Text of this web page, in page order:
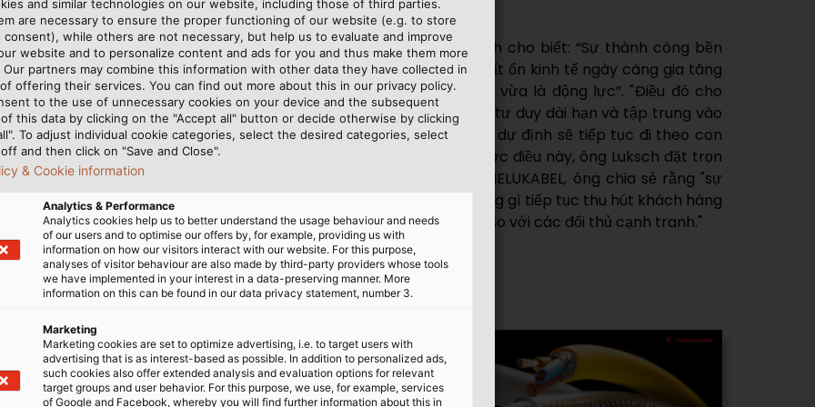
sự tăng trưởng đáng kinh
chúng tôi hiện
trong đó những địa điểm
Gần đây, một cơ sở
vào vận hành tại thành
đầu tư lớn nhất trong lịch
cũng liên tục tăng
mục đầu tư với các giải
Giám đốc điều hành – ông Marc Luksch cho biết: “Sự thành công bền
vững của chúng tôi trước tình trạng bất ổn kinh tế ngày càng gia tăng
đối với chúng tôi vừa là sự khẳng định vừa là động lực”. "Điều đó cho
thấy chúng tôi đang đi đúng hướng với tư duy dài hạn và tập trung vào
nhu cầu của khách hàng. Và chúng tôi dự định sẽ tiếp tục đi theo con
đường này trong tương lai." Để đạt được điều này, ông Luksch đặt trọn
nhân viên của HELUKABEL, ông chia sẻ rằng "sự
cam kết và chuyên môn của họ là những gì tiếp tục thu hút khách hàng
của chúng tôi và giúp chúng tôi nổi bật so với các đối thủ cạnh tranh."
and similar technologies on our website, including those of third parties.
are necessary to ensure the proper functioning of our website (e.g. to store
consent), while others are not necessary, but help us to evaluate and improve
website and to personalize content and ads for you and thus make them more
partners may combine this information with other data they have collected in
offering their services. You can find out more about this in our privacy policy.
to the use of unnecessary cookies on your device and the subsequent
this data by clicking on the "Accept all" button or decide otherwise by clicking
To adjust individual cookie categories, select the desired categories, select
and then click on "Save and Close".
& Cookie information
Analytics & Performance
Analytics cookies help us to better understand the usage behaviour and needs
of our users and to optimise our offers by, for example, providing us with
information on how our visitors interact with our website. For this purpose,
analyses of visitor behaviour are also made by third-party providers whose tools
we have implemented in your interest in a data-preserving manner. More
information on this can be found in our data privacy statement, number 3.
Marketing
Marketing cookies are set to optimize advertising, i.e. to target users with
advertising that is as interest-based as possible. In addition to personalized ads,
such cookies also offer extended analysis and evaluation options for relevant
target groups and user behavior. For this purpose, we use, for example, services
of Google and Facebook, whereby you will find further information about this in